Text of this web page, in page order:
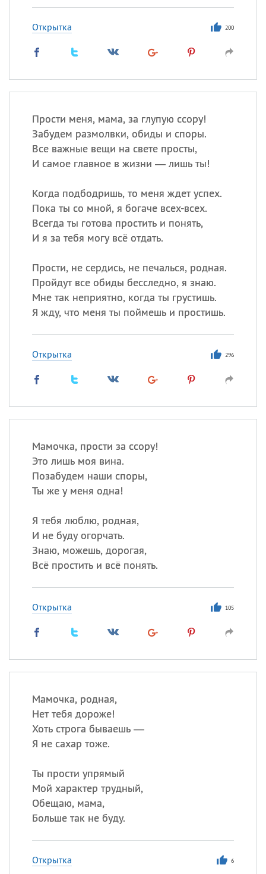
Открытка 200
Прости меня, мама, за глупую ссору!
Забудем размолвки, обиды и споры.
Все важные вещи на свете просты,
И самое главное в жизни — лишь ты!
Когда подбодришь, то меня ждет успех.
Пока ты со мной, я богаче всех-всех.
Всегда ты готова простить и понять,
И я за тебя могу всё отдать.
Прости, не сердись, не печалься, родная.
Пройдут все обиды бесследно, я знаю.
Мне так неприятно, когда ты грустишь.
Я жду, что меня ты поймешь и простишь.
Открытка 296
Мамочка, прости за ссору!
Это лишь моя вина.
Позабудем наши споры,
Ты же у меня одна!
Я тебя люблю, родная,
И не буду огорчать.
Знаю, можешь, дорогая,
Всё простить и всё понять.
Открытка 105
Мамочка, родная,
Нет тебя дороже!
Хоть строга бываешь —
Я не сахар тоже.
Ты прости упрямый
Мой характер трудный,
Обещаю, мама,
Больше так не буду.
Открытка 6